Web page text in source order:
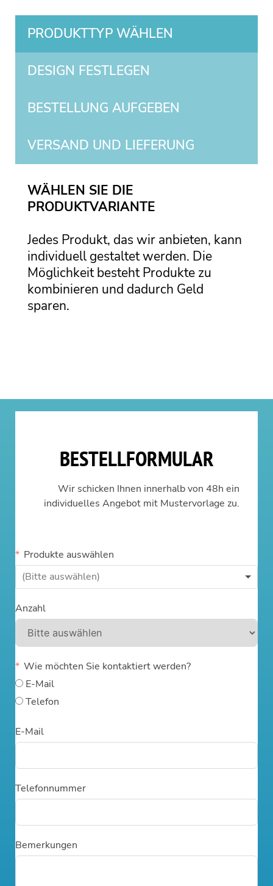
PRODUKTTYP WÄHLEN
DESIGN FESTLEGEN
BESTELLUNG AUFGEBEN
VERSAND UND LIEFERUNG
WÄHLEN SIE DIE
PRODUKTVARIANTE
Jedes Produkt, das wir anbieten, kann
individuell gestaltet werden. Die
Möglichkeit besteht Produkte zu
kombinieren und dadurch Geld
sparen.
BESTELLFORMULAR
Wir schicken Ihnen innerhalb von 48h ein
individuelles Angebot mit Mustervorlage zu.
Produkte auswählen
Anzahl
Wie möchten Sie kontaktiert werden?
E-Mail
Telefon
E-Mail
Telefonnummer
Bemerkungen